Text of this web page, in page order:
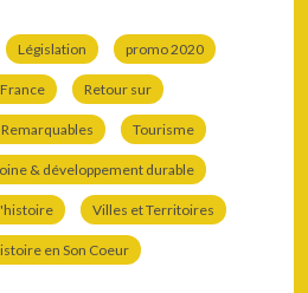
Législation promo 2020
Retour sur
Tourisme
& développement durable
Villes et Territoires
en Son Coeur